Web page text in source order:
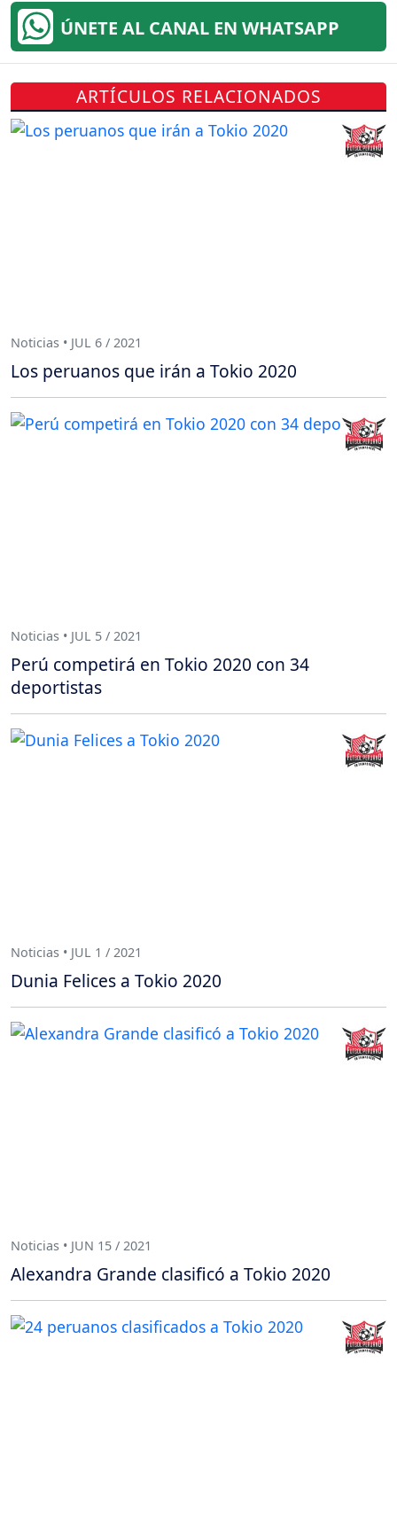
ÚNETE AL CANAL EN WHATSAPP
ARTÍCULOS RELACIONADOS
Noticias • JUL 6 / 2021
Los peruanos que irán a Tokio 2020
Noticias • JUL 5 / 2021
Perú competirá en Tokio 2020 con 34
deportistas
Noticias • JUL 1 / 2021
Dunia Felices a Tokio 2020
Noticias • JUN 15 / 2021
Alexandra Grande clasificó a Tokio 2020